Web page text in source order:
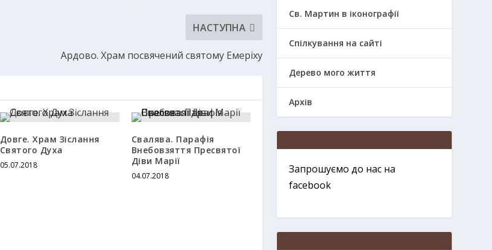
НАСТУПНА
Ардово. Храм посвячений святому Емеріху
Довге. Храм Зіслання
Святого Духа
05.07.2018
Свалява. Парафія
Внебовзяття Пресвятої
Діви Марії
04.07.2018
Св. Мартин в іконографії
Спілкування на сайті
Дерево мого життя
Архів
Запрошуємо до нас на
facebook